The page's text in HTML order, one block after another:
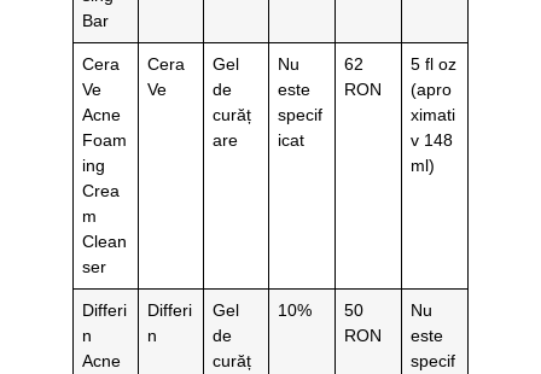
Bar
Cera
Ve
Acne
Foam
ing
Crea
m
Clean
ser
Cera
Ve
Gel
de
curăț
are
Nu
este
specif
icat
62
RON
5 fl oz
(apro
ximati
v 148
ml)
Differi
n
Acne
Differi
n
Gel
de
curăț
10%
50
RON
Nu
este
specif